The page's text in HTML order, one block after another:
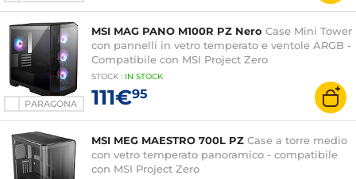
PARAGONA
MSI MAG PANO M100R PZ Nero Case Mini Tower
con pannelli in vetro temperato e ventole ARGB -
Compatibile con MSI Project Zero
STOCK : IN STOCK
111€95
MSI MEG MAESTRO 700L PZ Case a torre medio
con vetro temperato panoramico - compatibile
con MSI Project Zero